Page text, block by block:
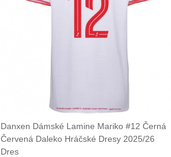
Danxen Dámské Lamine Mariko #12 Černá
Červená Daleko Hráčské Dresy 2025/26
Dres